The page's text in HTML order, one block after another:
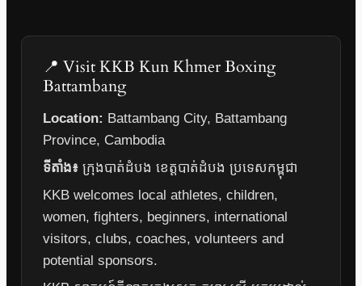
📍 Visit KKB Kun Khmer Boxing
Battambang
Location: Battambang City, Battambang
Province, Cambodia
ទីតាំង៖ ក្រុងបាត់ដំបង ខេត្តបាត់ដំបង ប្រទេសកម្ពុជា
KKB welcomes local athletes, children,
women, fighters, beginners, international
visitors, clubs, coaches, volunteers and
potential sponsors.